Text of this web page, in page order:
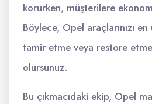
korurken, müşterilere
Böylece, Opel araçlarınızı
tamir etme veya restore
olursunuz.
Bu çıkmacıdaki ekip, Opel